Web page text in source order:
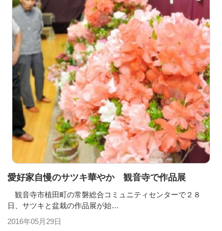
愛好家自慢のサツキ華やか 観音寺で作品展
観音寺市植田町の常磐総合コミュニティセンターで２８
日、サツキと盆栽の作品展が始…
2016年05月29日